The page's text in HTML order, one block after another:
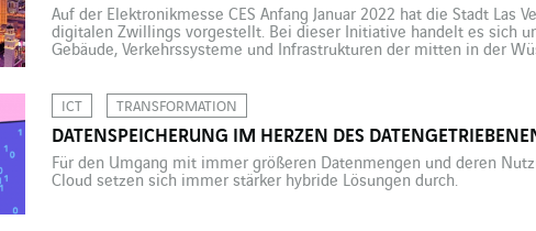
Auf der Elektronikmesse CES Anfang Januar 2022 hat die Stadt Las
digitalen Zwillings vorgestellt. Bei dieser Initiative handelt es sich
Gebäude, Verkehrssysteme und Infrastrukturen der mitten in der
ICT TRANSFORMATION
DATENSPEICHERUNG IM HERZEN DES
Für den Umgang mit immer größeren Datenmengen und deren
Cloud setzen sich immer stärker hybride Lösungen durch.